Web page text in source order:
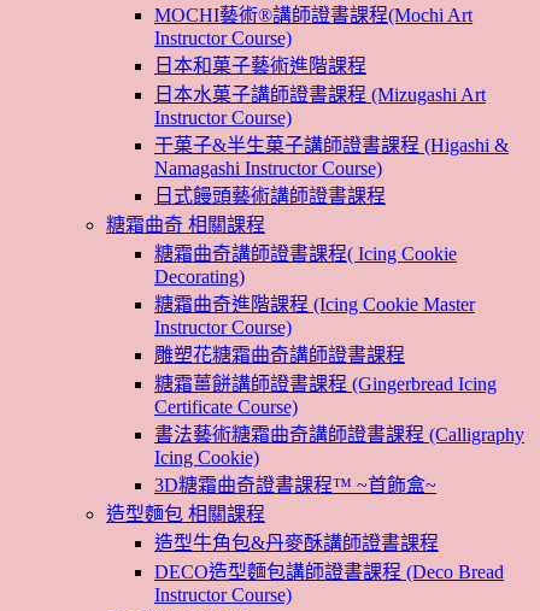
MOCHI藝術®講師證書課程(Mochi Art
Instructor Course)
日本和菓子藝術進階課程
日本水菓子講師證書課程 (Mizugashi Art
Instructor Course)
干菓子&半生菓子講師證書課程 (Higashi &
Namagashi Instructor Course)
日式饅頭藝術講師證書課程
糖霜曲奇 相關課程
糖霜曲奇講師證書課程( Icing Cookie
Decorating)
糖霜曲奇進階課程 (Icing Cookie Master
Instructor Course)
雕塑花糖霜曲奇講師證書課程
糖霜薑餅講師證書課程 (Gingerbread Icing
Certificate Course)
書法藝術糖霜曲奇講師證書課程 (Calligraphy
Icing Cookie)
3D糖霜曲奇證書課程™ ~首飾盒~
造型麵包 相關課程
造型牛角包&丹麥酥講師證書課程
DECO造型麵包講師證書課程 (Deco Bread
Instructor Course)